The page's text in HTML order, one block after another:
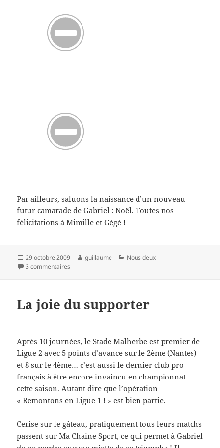
Par ailleurs, saluons la naissance d’un nouveau
futur camarade de Gabriel : Noël. Toutes nos
félicitations à Mimille et Gégé !
Publié
le
29 octobre 2009 Auteur
guillaume Catégories
Nous deux
3 commentaires
La joie du supporter
Après 10 journées, le Stade Malherbe est premier de
Ligue 2 avec 5 points d’avance sur le 2ème (Nantes)
et 8 sur le 4ème… c’est aussi le dernier club pro
français à être encore invaincu en championnat
cette saison. Autant dire que l’opération
« Remontons en Ligue 1 ! » est bien partie.
Cerise sur le gâteau, pratiquement tous leurs matchs
passent surMa Chaine Sport, ce qui permet à Gabriel